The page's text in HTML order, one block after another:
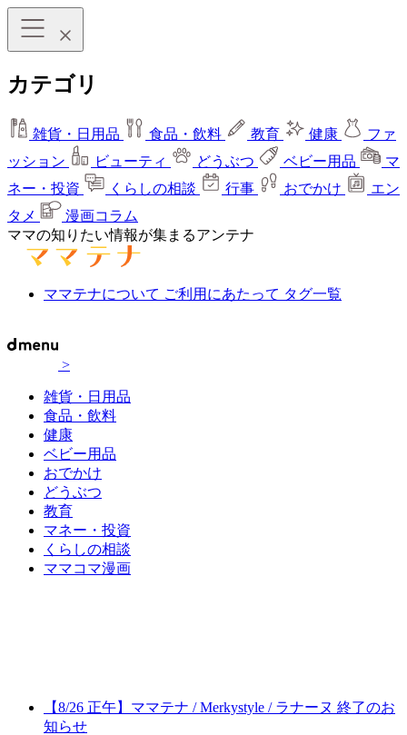
カテゴリ
雑貨・日用品 食品・飲料 教育 健康
ファ
ッション
ビューティ どうぶつ ベビー用品
マ
ネー・投資
くらしの相談 行事 おでかけ
エン
タメ
漫画コラム
ママの知りたい情報が集まるアンテナ
ママテナについて ご利用にあたって タグ一覧
>
雑貨・日用品
食品・飲料
健康
ベビー用品
おでかけ
どうぶつ
教育
マネー・投資
くらしの相談
ママコマ漫画
【8/26 正午】ママテナ / Merkystyle / ラナーヌ 終了のお
知らせ